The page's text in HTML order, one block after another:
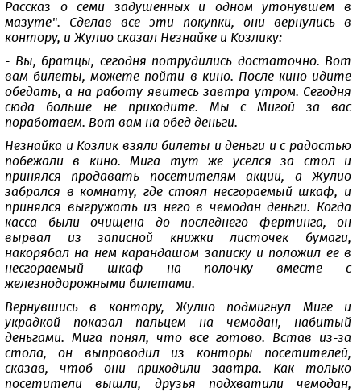
Рассказ о семи задушенных и одном утонувшем в
мазуте". Сделав все эти покупки, они вернулись в
контору, и Жулио сказал Незнайке и Козлику:
- Вы, братцы, сегодня потрудились достаточно. Вот
вам билеты, можете пойти в кино. После кино идите
обедать, а на работу явитесь завтра утром. Сегодня
сюда больше не приходите. Мы с Мигой за вас
поработаем. Вот вам на обед деньги.
Незнайка и Козлик взяли билеты и деньги и с радостью
побежали в кино. Мига тут же уселся за стол и
принялся продавать посетителям акции, а Жулио
забрался в комнату, где стоял несгораемый шкаф, и
принялся выгружать из него в чемодан деньги. Когда
касса были очищена до последнего фертинга, он
вырвал из записной книжки листочек бумаги,
накорябал на нем карандашом записку и положил ее в
несгораемый шкаф на полочку вместе с
железнодорожными билетами.
Вернувшись в контору, Жулио подмигнул Миге и
украдкой показал пальцем на чемодан, набитый
деньгами. Мига понял, что все готово. Встав из-за
стола, он выпроводил из конторы посетителей,
сказав, чтоб они приходили завтра. Как только
посетители вышли, друзья подхватили чемодан,